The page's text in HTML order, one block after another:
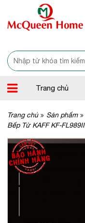
Trang chủ
Trang chủ Sản phẩm
Bếp Từ KAFF KF-FL989II